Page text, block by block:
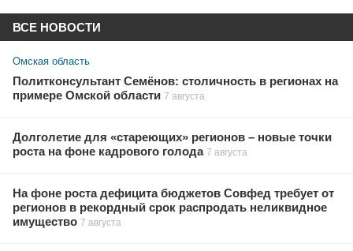
ВСЕ НОВОСТИ
Омская область
Политконсультант Семёнов: столичность в регионах на
примере Омской области 7 августа
Долголетие для «стареющих» регионов – новые точки
роста на фоне кадрового голода 7 августа
На фоне роста дефицита бюджетов Совфед требует от
регионов в рекордный срок распродать неликвидное
имущество 7 августа